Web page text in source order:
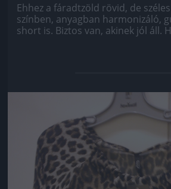
Ehhez a fáradtzöld rövid, de
színben, anyagban harmonizáló,
short is. Biztos van, akinek jól áll.
Jön még